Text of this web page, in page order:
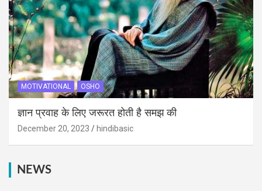
MOTIVATIONAL OSHO
ज्ञान प्रवाह के लिए जरूरत होती है समझ की
December 20, 2023 hindibasic
NEWS